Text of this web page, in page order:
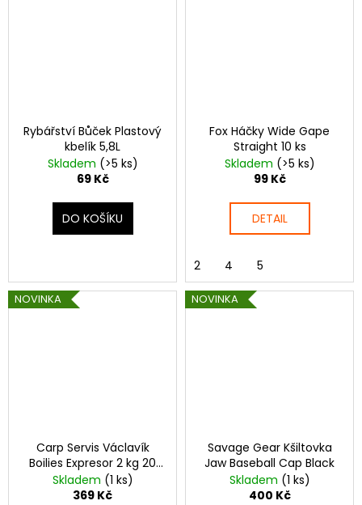
Rybářství Bůček Plastový
kbelík 5,8L
Skladem (>5 ks)
69 Kč
DO KOŠÍKU
Fox Háčky Wide Gape
Straight 10 ks
Skladem (>5 ks)
99 Kč
DETAIL
2 4 5
NOVINKA
Carp Servis Václavík
Boilies Expresor 2 kg 20
mm Krvavá perla
Skladem (1 ks)
369 Kč
NOVINKA
Savage Gear Kšiltovka
Jaw Baseball Cap Black
Skladem (1 ks)
400 Kč